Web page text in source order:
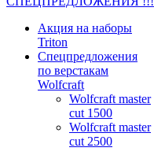
Акция на наборы
Triton
Спецпредложения
по верстакам
Wolfcraft
Wolfcraft master
cut 1500
Wolfcraft master
cut 2500